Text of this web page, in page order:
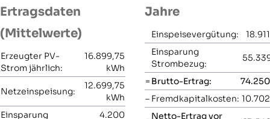
Ertragsdaten
(Mittelwerte)
Erzeugter PV-
Strom jährlich:
16.899,75
kWh
Netzeinspeisung:
12.699,75
kWh
Einsparung
4.200
Jahre
Einspeisevergütung:
Einsparung
Strombezug:
=Brutto-Ertrag:
– Fremdkapitalkosten:
Netto-Ertrag vor